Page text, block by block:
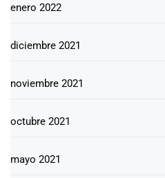
enero 2022
diciembre 2021
noviembre 2021
octubre 2021
mayo 2021